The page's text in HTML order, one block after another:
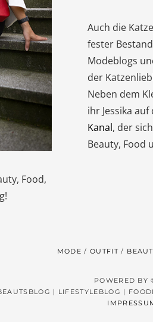
Food,
Auch die
fester
Modeblogs
der
Neben dem
ihr Jessika auf
Kanal, der
Beauty, Food
MODE OUTFIT
POWERED BY
| LIFESTYLEBLOG |